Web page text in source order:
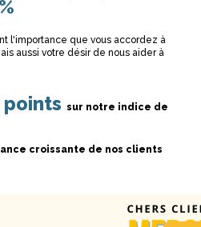
l'importance que vous accordez à
aussi votre désir de nous aider à
points sur notre indice de
croissante de nos clients